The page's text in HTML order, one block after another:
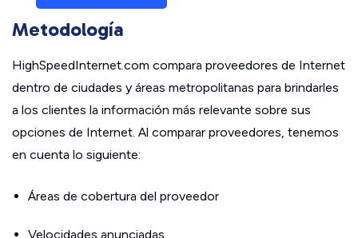
Metodología
HighSpeedInternet.com compara proveedores de Internet
dentro de ciudades y áreas metropolitanas para brindarles
a los clientes la información más relevante sobre sus
opciones de Internet. Al comparar proveedores, tenemos
en cuenta lo siguiente:
Áreas de cobertura del proveedor
Velocidades anunciadas